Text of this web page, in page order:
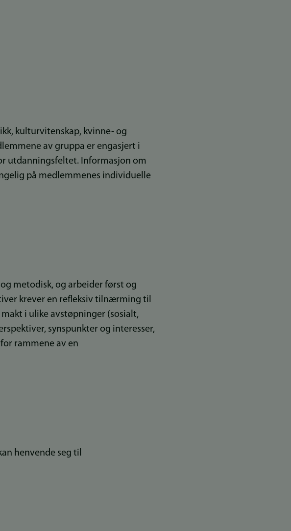
kulturvitenskap, kvinne- og
av gruppa er engasjert i
utdanningsfeltet. Informasjon om
på medlemmenes individuelle
metodisk, og arbeider først og
krever en refleksiv tilnærming til
i ulike avstøpninger (sosialt,
synspunkter og interesser,
rammene av en
henvende seg til